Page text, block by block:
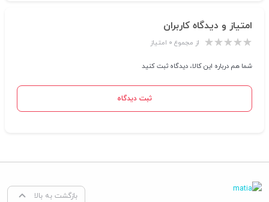
امتیاز و دیدگاه کاربران
از مجموع ۰ امتیاز
شما هم درباره این کالا، دیدگاه ثبت کنید
ثبت دیدگاه
بازگشت به بالا